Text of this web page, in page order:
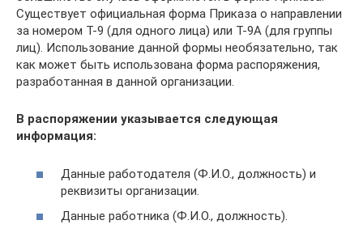
Существует официальная форма Приказа о направлении
за номером Т-9 (для одного лица) или Т-9А (для группы
лиц). Использование данной формы необязательно, так
как может быть использована форма распоряжения,
разработанная в данной организации.
В распоряжении указывается следующая
информация:
Данные работодателя (Ф.И.О., должность) и
реквизиты организации.
Данные работника (Ф.И.О., должность).